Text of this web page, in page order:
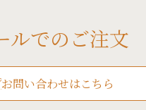
ルでのご注文
お問い合わせはこちら